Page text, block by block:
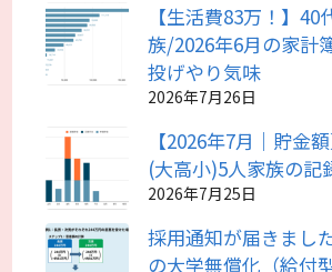
【生活費83万！】40
族/2026年6月の家計
投げやり気味
2026年7月26日
【2026年7月｜貯金
(大高小)5人家族の記
2026年7月25日
採用通知が届きまし
の大学無償化（給付